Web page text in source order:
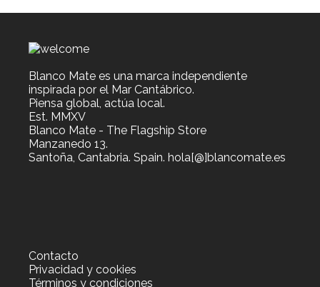
Blanco Mate es una marca independiente
inspirada por el Mar Cantábrico.
Piensa global, actúa local.
Est. MMXV
Blanco Mate - The Flagship Store
Manzanedo 13.
Santoña, Cantabria. Spain. hola[@]blancomate.es
Contacto
Privacidad y cookies
Términos y condiciones